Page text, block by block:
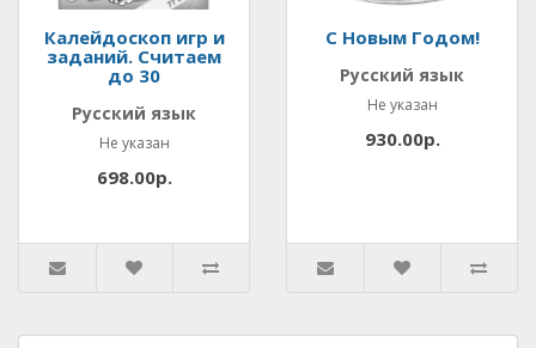
Калейдоскоп игр и
заданий. Считаем
до 30
Русский язык
Не указан
698.00р.
С Новым Годом!
Русский язык
Не указан
930.00р.